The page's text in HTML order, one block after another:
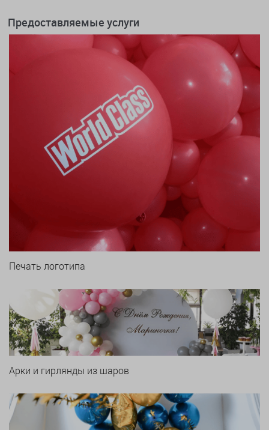
Предоставляемые услуги
Печать логотипа
Арки и гирлянды из шаров